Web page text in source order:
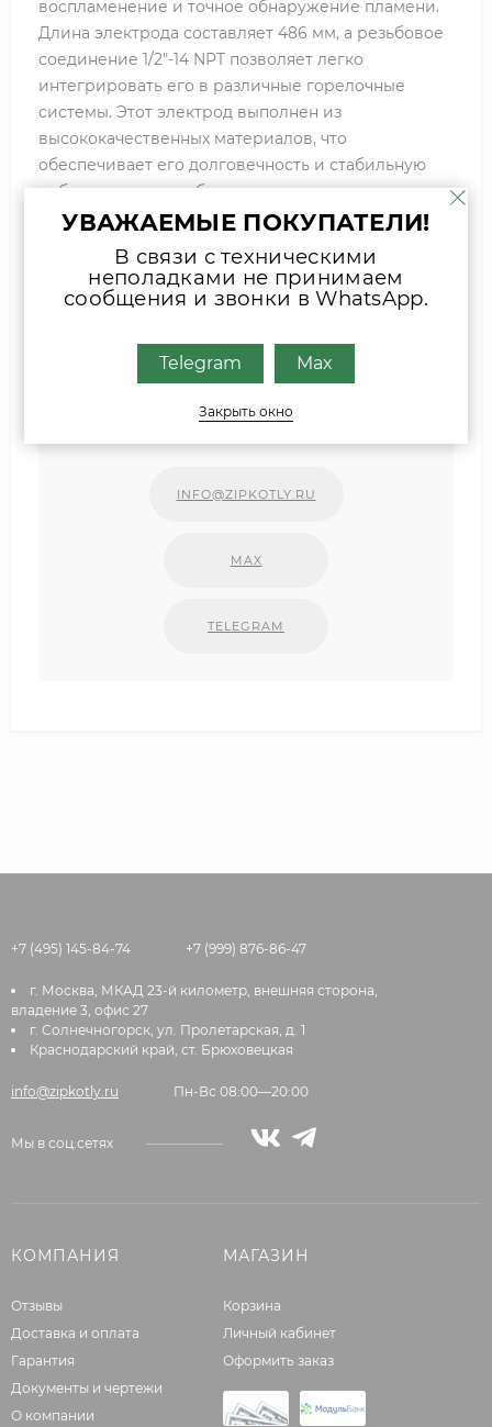
воспламенение и точное обнаружение пламени.
Длина электрода составляет 486 мм, а резьбовое
соединение 1/2"-14 NPT позволяет легко
интегрировать его в различные горелочные
системы. Этот электрод выполнен из
высококачественных материалов, что
обеспечивает его долговечность и стабильную
работу в самых требовательных условиях
эксплуатации. Артикул 13581.
Если вы затрудняетесь с выбором
шильда оборудования или запчасти
удобным для Вас способом
INFO@ZIPKOTLY.RU
MAX
TELEGRAM
+7 (495) 145-84-74 +7 (999) 876-86-47
г. Москва, МКАД 23-й километр, внешняя сторона,
владение 3, офис 27
г. Солнечногорск, ул. Пролетарская, д. 1
Краснодарский край, ст. Брюховецкая
info@zipkotly.ru Пн-Вс 08:00—20:00
Мы в соц.сетях
КОМПАНИЯ
Отзывы
Доставка и оплата
Гарантия
Документы и чертежи
О компании
МАГАЗИН
Корзина
Личный кабинет
Оформить заказ
УВАЖАЕМЫЕ ПОКУПАТЕЛИ!
В связи с техническими
неполадками не принимаем
сообщения и звонки в WhatsApp.
Telegram Max
Закрыть окно